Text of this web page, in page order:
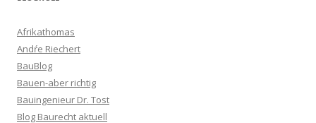
Afrikathomas
Andŕe Riechert
BauBlog
Bauen-aber richtig
Bauingenieur Dr. Tost
Blog Baurecht aktuell